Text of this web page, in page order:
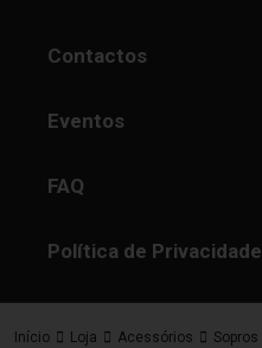
Contactos
Eventos
FAQ
Política de Privacidade
Início Loja Acessórios Sopros